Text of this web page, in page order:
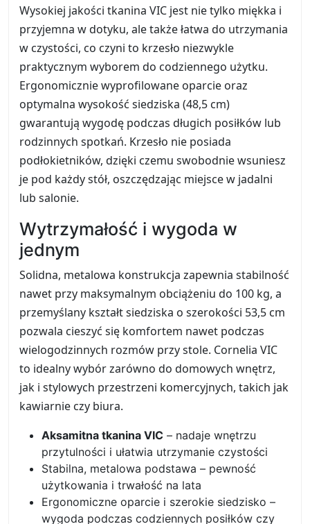
Wysokiej jakości tkanina VIC jest nie tylko miękka i
przyjemna w dotyku, ale także łatwa do utrzymania
w czystości, co czyni to krzesło niezwykle
praktycznym wyborem do codziennego użytku.
Ergonomicznie wyprofilowane oparcie oraz
optymalna wysokość siedziska (48,5 cm)
gwarantują wygodę podczas długich posiłków lub
rodzinnych spotkań. Krzesło nie posiada
podłokietników, dzięki czemu swobodnie wsuniesz
je pod każdy stół, oszczędzając miejsce w jadalni
lub salonie.
Wytrzymałość i wygoda w
jednym
Solidna, metalowa konstrukcja zapewnia stabilność
nawet przy maksymalnym obciążeniu do 100 kg, a
przemyślany kształt siedziska o szerokości 53,5 cm
pozwala cieszyć się komfortem nawet podczas
wielogodzinnych rozmów przy stole. Cornelia VIC
to idealny wybór zarówno do domowych wnętrz,
jak i stylowych przestrzeni komercyjnych, takich jak
kawiarnie czy biura.
Aksamitna tkanina VIC – nadaje wnętrzu
przytulności i ułatwia utrzymanie czystości
Stabilna, metalowa podstawa – pewność
użytkowania i trwałość na lata
Ergonomiczne oparcie i szerokie siedzisko –
wygoda podczas codziennych posiłków czy